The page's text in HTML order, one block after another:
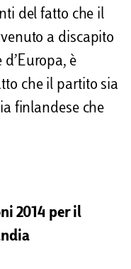
del fatto che il
a discapito
d’Europa, è
che il partito sia
finlandese che
2014 per il